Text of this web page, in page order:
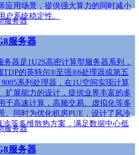
应用场景，提供强大算力的同时减小
户系统稳定性。
服务器
务器是1U2S高密计算型服务器系列，
TDP的英特尔®至强®6处理器或第五
系列处理器，在1U空间实现计算
扩展能力的设计，提供业界丰富的多
于高速计算，高频交易、虚拟化等多
。同时为优化机房PUE，设计了风冷
冷等多维散热方案，满足数据中心低
服务器